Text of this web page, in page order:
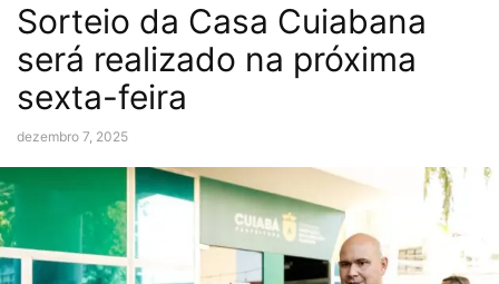
Sorteio da Casa Cuiabana
será realizado na próxima
sexta-feira
dezembro 7, 2025